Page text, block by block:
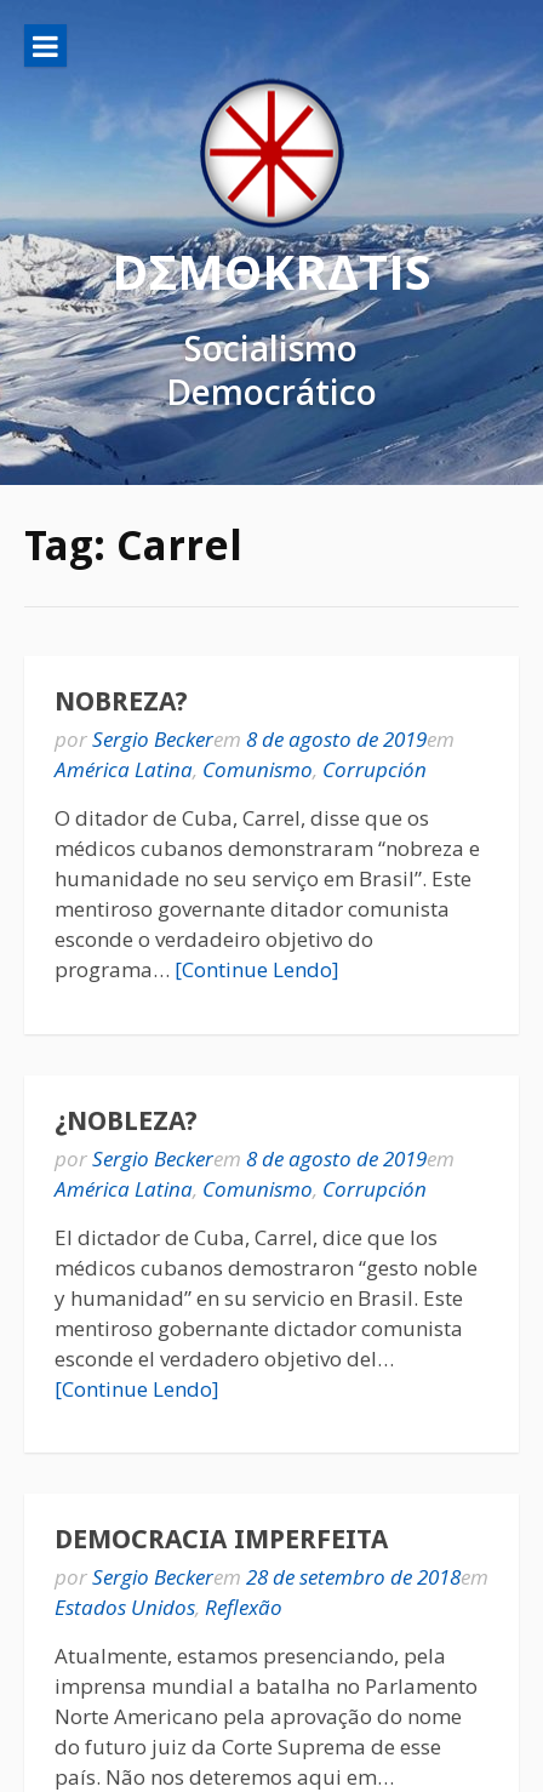
DΣMΘKRΔTIS
Socialismo
Democrático
Tag: Carrel
NOBREZA?
porSergio Beckerem 8 de agosto de 2019em
América Latina, Comunismo, Corrupción
O ditador de Cuba, Carrel, disse que os
médicos cubanos demonstraram “nobreza e
humanidade no seu serviço em Brasil”. Este
mentiroso governante ditador comunista
esconde o verdadeiro objetivo do
programa… [Continue Lendo]
¿NOBLEZA?
porSergio Beckerem 8 de agosto de 2019em
América Latina, Comunismo, Corrupción
El dictador de Cuba, Carrel, dice que los
médicos cubanos demostraron “gesto noble
y humanidad” en su servicio en Brasil. Este
mentiroso gobernante dictador comunista
esconde el verdadero objetivo del…
[Continue Lendo]
DEMOCRACIA IMPERFEITA
porSergio Beckerem 28 de setembro de 2018em
Estados Unidos, Reflexão
Atualmente, estamos presenciando, pela
imprensa mundial a batalha no Parlamento
Norte Americano pela aprovação do nome
do futuro juiz da Corte Suprema de esse
país. Não nos deteremos aqui em…